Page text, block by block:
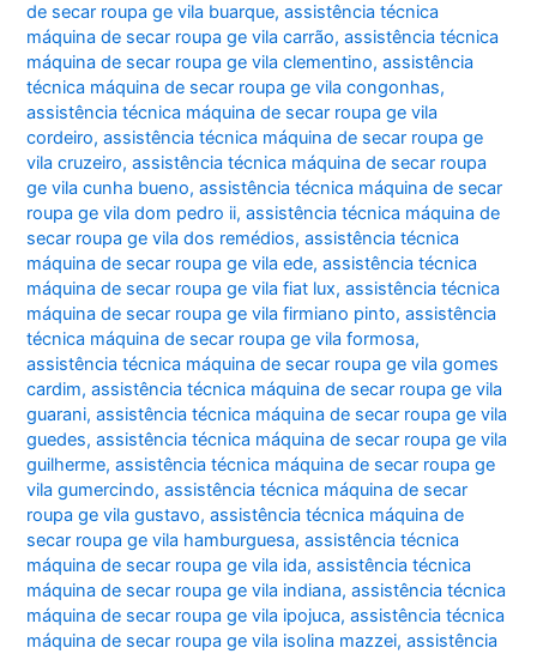
de secar roupa ge vila buarque,assistência técnica
máquina de secar roupa ge vila carrão,assistência técnica
máquina de secar roupa ge vila clementino,assistência
técnica máquina de secar roupa ge vila congonhas,
assistência técnica máquina de secar roupa ge vila
cordeiro,assistência técnica máquina de secar roupa ge
vila cruzeiro,assistência técnica máquina de secar roupa
ge vila cunha bueno,assistência técnica máquina de secar
roupa ge vila dom pedro ii,assistência técnica máquina de
secar roupa ge vila dos remédios,assistência técnica
máquina de secar roupa ge vila ede,assistência técnica
máquina de secar roupa ge vila fiat lux,assistência técnica
máquina de secar roupa ge vila firmiano pinto,assistência
técnica máquina de secar roupa ge vila formosa,
assistência técnica máquina de secar roupa ge vila gomes
cardim,assistência técnica máquina de secar roupa ge vila
guarani,assistência técnica máquina de secar roupa ge vila
guedes,assistência técnica máquina de secar roupa ge vila
guilherme,assistência técnica máquina de secar roupa ge
vila gumercindo,assistência técnica máquina de secar
roupa ge vila gustavo,assistência técnica máquina de
secar roupa ge vila hamburguesa,assistência técnica
máquina de secar roupa ge vila ida,assistência técnica
máquina de secar roupa ge vila indiana,assistência técnica
máquina de secar roupa ge vila ipojuca,assistência técnica
máquina de secar roupa ge vila isolina mazzei,assistência